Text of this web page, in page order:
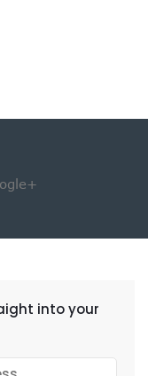
into your